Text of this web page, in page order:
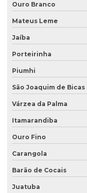
Investigação detalhada
Laboratório de análise
Laboratório de análise
Laudo hidrogeológico
Laudo de passivo
Licenciamento
Licenciamento
Licenciamento
Licenciamento
Licenciamento
Ouro Branco
Mateus Leme
Jaíba
Porteirinha
Piumhi
São Joaquim de Bicas
Várzea da Palma
Itamarandiba
Ouro Fino
Carangola
Barão de Cocais
Juatuba